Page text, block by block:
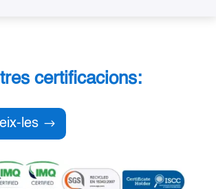
certificacions:
les